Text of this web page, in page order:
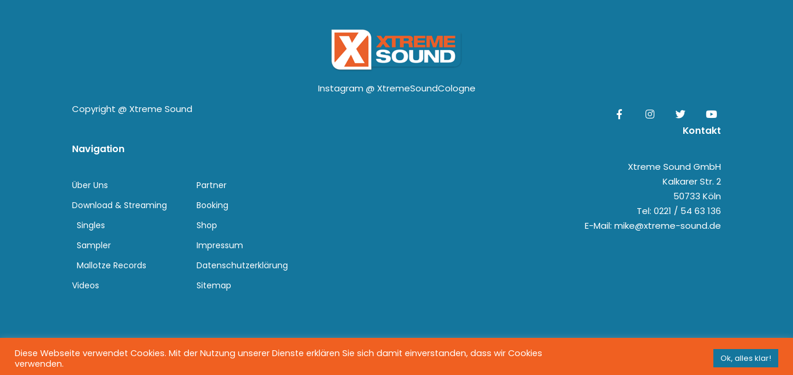
Instagram @ XtremeSoundCologne
Copyright @ Xtreme Sound
Navigation
Über Uns
Download & Streaming
Singles
Sampler
Mallotze Records
Videos
Partner
Booking
Shop
Impressum
Datenschutzerklärung
Sitemap
Kontakt
Xtreme Sound GmbH
Kalkarer Str. 2
50733 Köln
Tel: 0221 / 54 63 136
E-Mail: mike@xtreme-sound.de
Diese Webseite verwendet Cookies. Mit der Nutzung unserer Dienste erklären Sie sich damit einverstanden, dass wir Cookies
verwenden.
Ok, alles klar!